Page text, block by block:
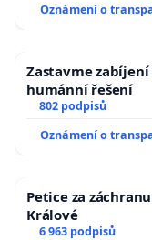
Oznámení o
Zastavme
humánní řešení
802 podpisů
Oznámení o
Petice za
Králové
6 963 podpisů